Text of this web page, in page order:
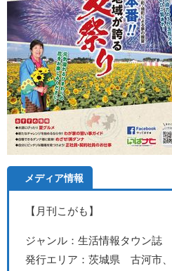
メディア情報
【月刊こがも】
ジャンル：生活情報タウン誌
発行エリア：茨城県 古河市